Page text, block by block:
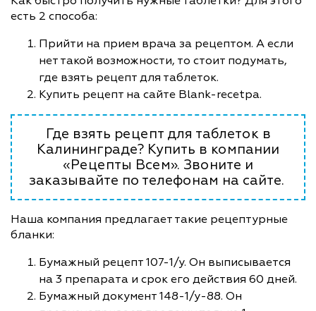
есть 2 способа:
Прийти на прием врача за рецептом. А если
нет такой возможности, то стоит подумать,
где взять рецепт для таблеток.
Купить рецепт на сайте Blank-recetpa.
Где взять рецепт для таблеток в
Калининграде? Купить в компании
«Рецепты Всем». Звоните и
заказывайте по телефонам на сайте.
Наша компания предлагает такие рецептурные
бланки:
Бумажный рецепт 107-1/у. Он выписывается
на 3 препарата и срок его действия 60 дней.
Бумажный документ 148-1/у-88. Он